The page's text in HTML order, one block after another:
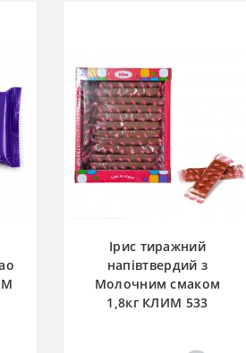
Ірис тиражний
напівтвердий з
Молочним смаком
1,8кг КЛИМ 533